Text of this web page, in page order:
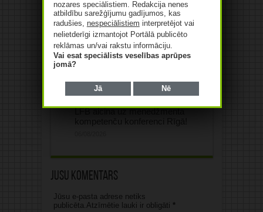
Jūsu komentārs
Jūsu e-pasta adrese netiks
publicēta.Atzīmētie lauki ir obligāti *
nozares speciālistiem. Redakcija nenes
atbildību sarežģījumu gadījumos, kas
radušies, nespeciālistiem interpretējot vai
nelietderīgi izmantojot Portālā publicēto
reklāmas un/vai rakstu informāciju.
Vai esat speciālists veselības aprūpes
jomā?
Jā Nē